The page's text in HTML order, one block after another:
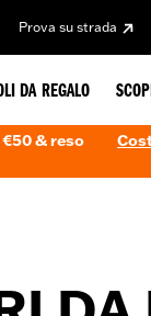
Prova su strada
DA REGALO
& reso